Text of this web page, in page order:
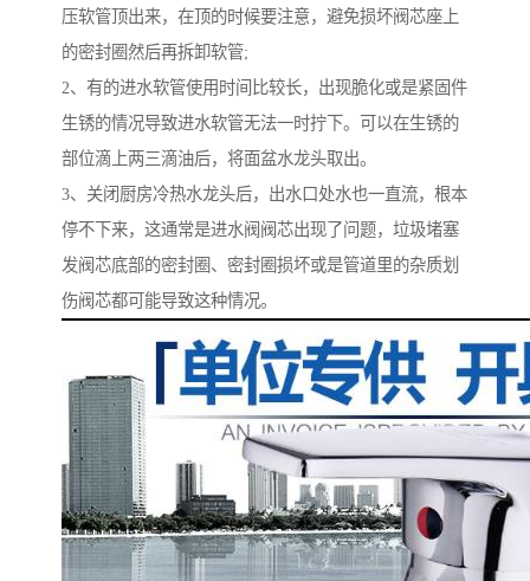
压软管顶出来，在顶的时候要注意，避免损坏阀芯座上
的密封圈然后再拆卸软管;
2、有的进水软管使用时间比较长，出现脆化或是紧固件
生锈的情况导致进水软管无法一时拧下。可以在生锈的
部位滴上两三滴油后，将面盆水龙头取出。
3、关闭厨房冷热水龙头后，出水口处水也一直流，根本
停不下来，这通常是进水阀阀芯出现了问题，垃圾堵塞
发阀芯底部的密封圈、密封圈损坏或是管道里的杂质划
伤阀芯都可能导致这种情况。